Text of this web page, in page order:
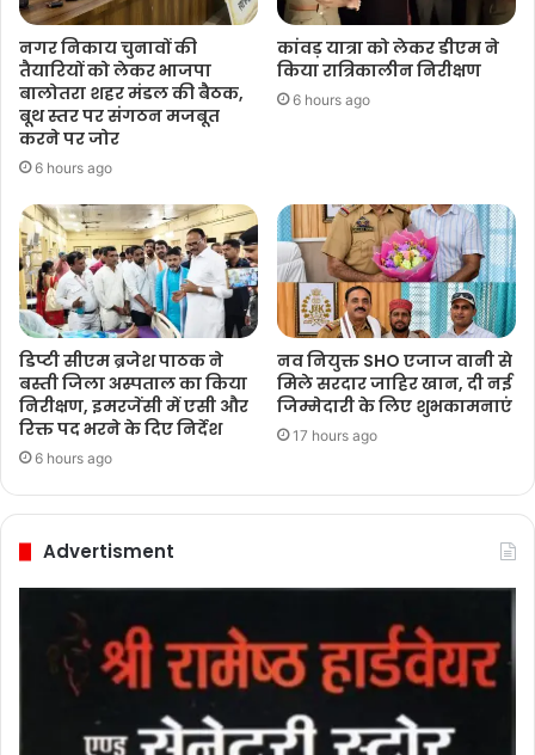
नगर निकाय चुनावों की
तैयारियों को लेकर भाजपा
बालोतरा शहर मंडल की बैठक,
बूथ स्तर पर संगठन मजबूत
करने पर जोर
6 hours ago
कांवड़ यात्रा को लेकर डीएम ने
किया रात्रिकालीन निरीक्षण
6 hours ago
डिप्टी सीएम ब्रजेश पाठक ने
बस्ती जिला अस्पताल का किया
निरीक्षण, इमरजेंसी में एसी और
रिक्त पद भरने के दिए निर्देश
6 hours ago
नव नियुक्त SHO एजाज वानी से
मिले सरदार जाहिर खान, दी नई
जिम्मेदारी के लिए शुभकामनाएं
17 hours ago
Advertisment